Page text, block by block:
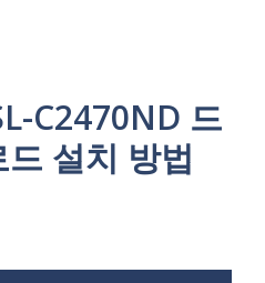
C2470ND 드
설치 방법